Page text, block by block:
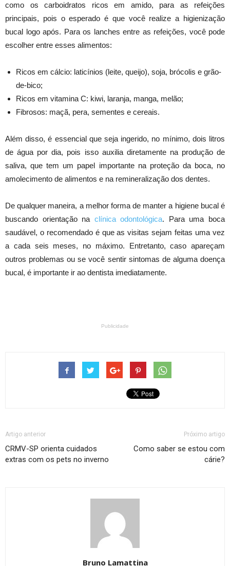
como os carboidratos ricos em amido, para as refeições
principais, pois o esperado é que você realize a higienização
bucal logo após. Para os lanches entre as refeições, você pode
escolher entre esses alimentos:
Ricos em cálcio: laticínios (leite, queijo), soja, brócolis e grão-
de-bico;
Ricos em vitamina C: kiwi, laranja, manga, melão;
Fibrosos: maçã, pera, sementes e cereais.
Além disso, é essencial que seja ingerido, no mínimo, dois litros
de água por dia, pois isso auxilia diretamente na produção de
saliva, que tem um papel importante na proteção da boca, no
amolecimento de alimentos e na remineralização dos dentes.
De qualquer maneira, a melhor forma de manter a higiene bucal é
buscando orientação na clínica odontológica. Para uma boca
saudável, o recomendado é que as visitas sejam feitas uma vez
a cada seis meses, no máximo. Entretanto, caso apareçam
outros problemas ou se você sentir sintomas de alguma doença
bucal, é importante ir ao dentista imediatamente.
Publicidade
Artigo anterior
CRMV-SP orienta cuidados
extras com os pets no inverno
Próximo artigo
Como saber se estou com
cárie?
Bruno Lamattina